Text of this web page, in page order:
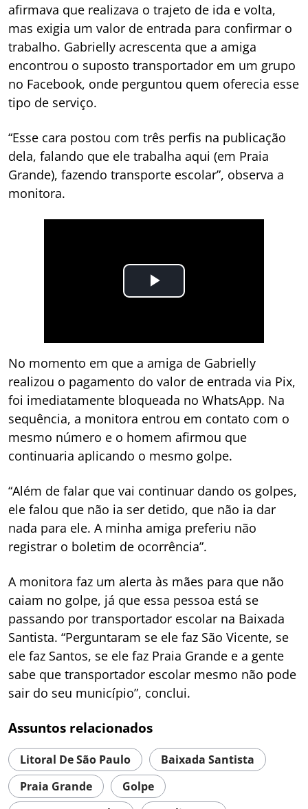
afirmava que realizava o trajeto de ida e volta,
mas exigia um valor de entrada para confirmar o
trabalho. Gabrielly acrescenta que a amiga
encontrou o suposto transportador em um grupo
no Facebook, onde perguntou quem oferecia esse
tipo de serviço.
“Esse cara postou com três perfis na publicação
dela, falando que ele trabalha aqui (em Praia
Grande), fazendo transporte escolar”, observa a
monitora.
No momento em que a amiga de Gabrielly
realizou o pagamento do valor de entrada via Pix,
foi imediatamente bloqueada no WhatsApp. Na
sequência, a monitora entrou em contato com o
mesmo número e o homem afirmou que
continuaria aplicando o mesmo golpe.
“Além de falar que vai continuar dando os golpes,
ele falou que não ia ser detido, que não ia dar
nada para ele. A minha amiga preferiu não
registrar o boletim de ocorrência”.
A monitora faz um alerta às mães para que não
caiam no golpe, já que essa pessoa está se
passando por transportador escolar na Baixada
Santista. “Perguntaram se ele faz São Vicente, se
ele faz Santos, se ele faz Praia Grande e a gente
sabe que transportador escolar mesmo não pode
sair do seu município”, conclui.
Assuntos relacionados
Litoral De São Paulo
Baixada Santista
Praia Grande
Golpe